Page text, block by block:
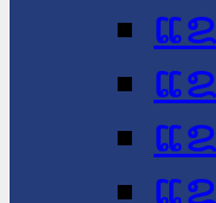
ແ
ແ
ແ
ແ